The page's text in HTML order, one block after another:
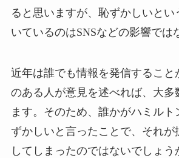
ると思いますが、恥ずかしいとい
いているのはSNSなどの影響では
近年は誰でも情報を発信すること
のある人が意見を述べれば、大多
ます。そのため、誰かがハミル
ずかしいと言ったことで、それが
してしまったのではないでしょう